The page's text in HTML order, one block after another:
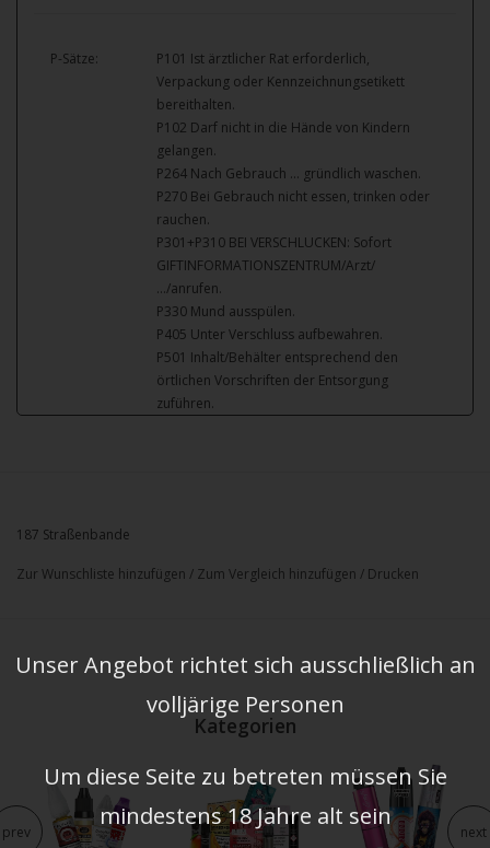
P-Sätze:
P101 Ist ärztlicher Rat erforderlich,
Verpackung oder Kennzeichnungsetikett
bereithalten.
P102 Darf nicht in die Hände von Kindern
gelangen.
P264 Nach Gebrauch … gründlich waschen.
P270 Bei Gebrauch nicht essen, trinken oder
rauchen.
P301+P310 BEI VERSCHLUCKEN: Sofort
GIFTINFORMATIONSZENTRUM/Arzt/
…/anrufen.
P330 Mund ausspülen.
P405 Unter Verschluss aufbewahren.
P501 Inhalt/Behälter entsprechend den
örtlichen Vorschriften der Entsorgung
zuführen.
187 Straßenbande
Zur Wunschliste hinzufügen / Zum Vergleich hinzufügen / Drucken
Kategorien
prev next
Unser Angebot richtet sich ausschließlich an
volljärige Personen
Um diese Seite zu betreten müssen Sie
mindestens 18 Jahre alt sein